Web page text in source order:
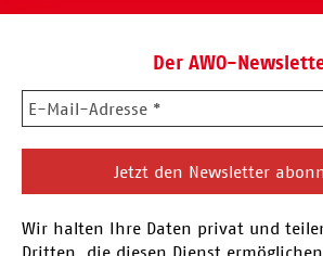
Der AWO-
Wir halten Ihre Daten privat und
Dritten, die diesen Dienst ermöglichen.
Impressum
Datenschutzerklärung